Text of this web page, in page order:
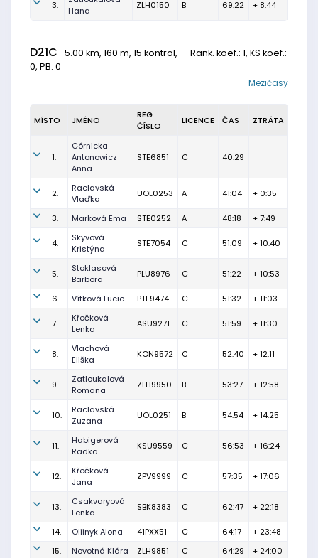
3.
Hana
ZLH0150 B 69:22 + 8:44
D21C 5.00 km, 160 m, 15 kontrol, Rank. koef.: 1, KS koef.:
0, PB: 0
Mezičasy
MÍSTO JMÉNO
REG.
ČÍSLO
LICENCE ČAS ZTRÁTA
1.
Górnicka-
Antonowicz
Anna
STE6851 C 40:29
2.
Raclavská
Vlaďka
UOL0253 A 41:04 + 0:35
3. Marková Ema STE0252 A 48:18 + 7:49
4.
Skyvová
Kristýna
STE7054 C 51:09 + 10:40
5.
Stoklasová
Barbora
PLU8976 C 51:22 + 10:53
6. Vítková Lucie PTE9474 C 51:32 + 11:03
7.
Křečková
Lenka
ASU9271 C 51:59 + 11:30
8.
Vlachová
Eliška
KON9572 C 52:40 + 12:11
9.
Zatloukalová
Romana
ZLH9950 B 53:27 + 12:58
10.
Raclavská
Zuzana
UOL0251 B 54:54 + 14:25
11.
Habigerová
Radka
KSU9559 C 56:53 + 16:24
12.
Křečková
Jana
ZPV9999 C 57:35 + 17:06
13.
Csakvaryová
Lenka
SBK8383 C 62:47 + 22:18
14. Oliinyk Alona 41PXX51 C 64:17
+ 23:48
15.
Novotná Klára ZLH9851 C 64:29 + 24:00